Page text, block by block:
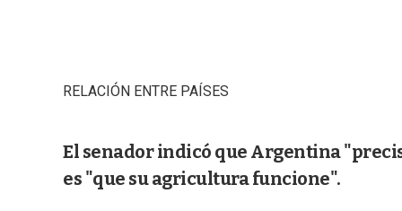
RELACIÓN ENTRE PAÍSES
El senador indicó que Argentina
es "que su agricultura funcione".